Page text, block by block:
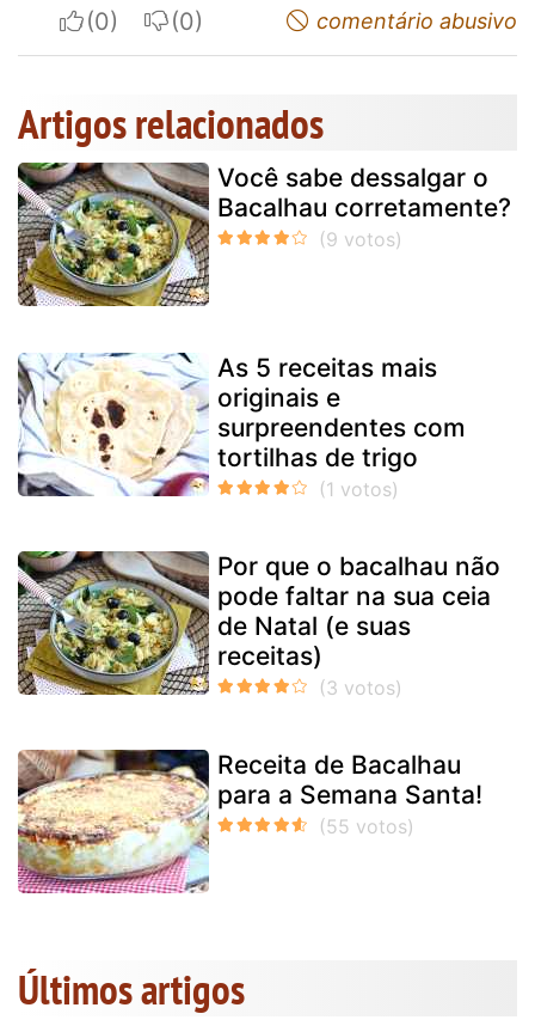
I apreciateI do not appreciatecomentário abusivo
Artigos relacionados
Você sabe dessalgar o
Bacalhau corretamente?
As 5 receitas mais
originais e
surpreendentes com
tortilhas de trigo
Por que o bacalhau não
pode faltar na sua ceia
de Natal (e suas
receitas)
Receita de Bacalhau
para a Semana Santa!
Últimos artigos